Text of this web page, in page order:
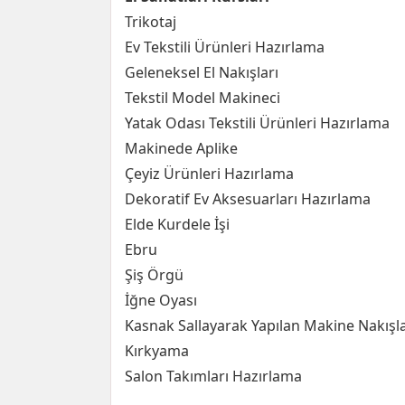
Trikotaj
Ev Tekstili Ürünleri Hazırlama
Geleneksel El Nakışları
Tekstil Model Makineci
Yatak Odası Tekstili Ürünleri Hazırlama
Makinede Aplike
Çeyiz Ürünleri Hazırlama
Dekoratif Ev Aksesuarları Hazırlama
Elde Kurdele İşi
Ebru
Şiş Örgü
İğne Oyası
Kasnak Sallayarak Yapılan Makine
Kırkyama
Salon Takımları Hazırlama